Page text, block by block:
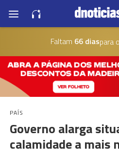
Faltam 66 diaspara
PAÍS
Governo alarga
calamidade a mais